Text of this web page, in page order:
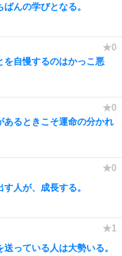
んの学びとなる。
を自慢するのはかっこ悪
あるときこそ運命の分かれ
人が、成長する。
っている人は大勢いる。